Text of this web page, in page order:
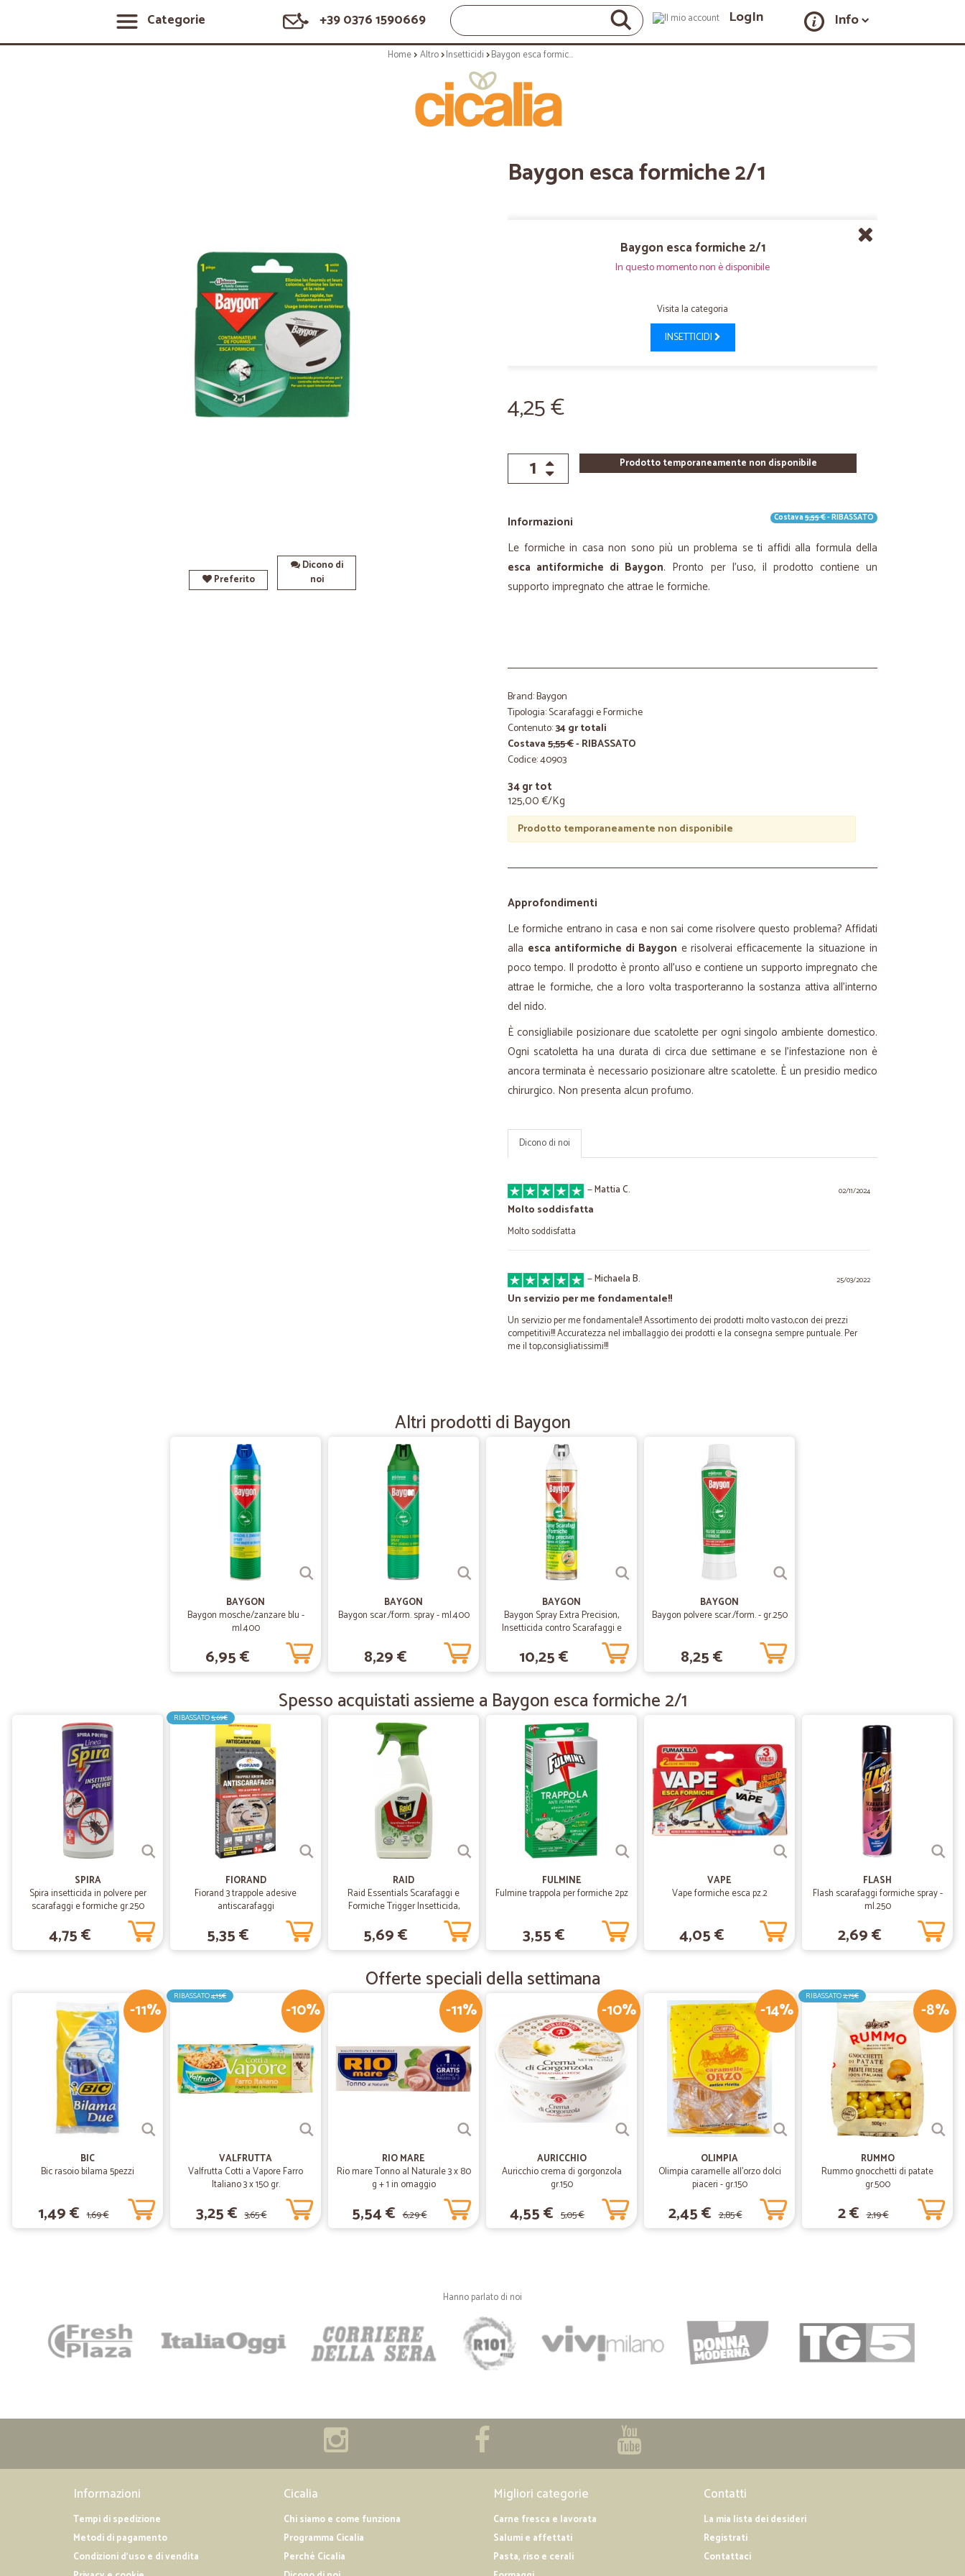
Categorie +39 0376 1590669 LogIn Info
Home Altro Insetticidi Baygon esca formiche 2/1
Preferito
Dicono di
noi
Baygon esca formiche 2/1
Baygon esca formiche 2/1
In questo momento non è disponibile
Visita la categoria
INSETTICIDI
4,25 €
Prodotto temporaneamente non disponibile
Informazioni Costava5,55 €- RIBASSATO
Le formiche in casa non sono più un problema se ti affidi alla formula della
esca antiformiche di Baygon. Pronto per l'uso, il prodotto contiene un
supporto impregnato che attrae le formiche.
Brand: Baygon
Tipologia: Scarafaggi e Formiche
Contenuto:34 gr totali
Costava5,55 €- RIBASSATO
Codice: 40903
34 gr tot
125,00 €/Kg
Prodotto temporaneamente non disponibile
Approfondimenti
Le formiche entrano in casa e non sai come risolvere questo problema? Affidati
alla esca antiformiche di Baygon e risolverai efficacemente la situazione in
poco tempo. Il prodotto è pronto all'uso e contiene un supporto impregnato che
attrae le formiche, che a loro volta trasporteranno la sostanza attiva all'interno
del nido.
È consigliabile posizionare due scatolette per ogni singolo ambiente domestico.
Ogni scatoletta ha una durata di circa due settimane e se l'infestazione non è
ancora terminata è necessario posizionare altre scatolette. È un presidio medico
chirurgico. Non presenta alcun profumo.
Dicono di noi
02/11/2024
—Mattia C.
Molto soddisfatta
Molto soddisfatta
25/03/2022
—Michaela B.
Un servizio per me fondamentale!!
Un servizio per me fondamentale!! Assortimento dei prodotti molto vasto,con dei prezzi
competitivi!!! Accuratezza nel imballaggio dei prodotti e la consegna sempre puntuale. Per
me il top,consigliatissimi!!!
Ottimi prezzi
Ottimi prezzi, consegna veloce e tutto perfettamente imballato
Visibilità del pagamento
Non è stato possibile vedere in tempo reale il buon fine del pagamento tramite carta di
credito. Ho dovuto aspettare il giorno dopo per avere evidenza del buon fine dell’ordine fatto.
Ottimo il servizio di consegna.
Tutto perfetto tranne le fragole tutte…
Tutto perfetto tranne le fragole tutte schiacciate e il giorno dopo marce
Abbastanza soddisfatto
Abbastanza soddisfatto, un po' lunga la consegna.
20/06/2020
—
Tutto perfetto
Tutto perfetto! Qualità e servizio.
precisi e qualità buona
—Paola P.
Consegna veloce e puntuale
Consegna veloce e puntuale. Ottimo servizio.
31/07/2019
—Sabrina C.
Spedizione veloce e prodotti imballati…
Spedizione veloce e prodotti imballati accuratamente.
Altri prodotti di Baygon
BAYGON
Baygon mosche/zanzare blu -
ml.400
6,95 €
BAYGON
Baygon scar./form. spray - ml.400
8,29 €
BAYGON
Baygon Spray Extra Precision,
Insetticida contro Scarafaggi e
Formiche, 1 Confezione da 400 ml
10,25 €
BAYGON
Baygon polvere scar./form. - gr.250
8,25 €
Spesso acquistati assieme a Baygon esca formiche 2/1
SPIRA
Spira insetticida in polvere per
scarafaggi e formiche gr.250
4,75 €
RIBASSATO5,69€
FIORAND
Fiorand 3 trappole adesive
antiscarafaggi
5,35 €
RAID
Raid Essentials Scarafaggi e
Formiche Trigger Insetticida,
Azione rapida, 1 Trigger da 500 ml
5,69 €
FULMINE
Fulmine trappola per formiche 2pz
3,55 €
VAPE
Vape formiche esca pz.2
4,05 €
FLASH
Flash scarafaggi formiche spray -
ml.250
2,69 €
Offerte speciali della settimana
-11%
BIC
Bic rasoio bilama 5pezzi
1,49 € 1,69 €
-10%
RIBASSATO4,15€
VALFRUTTA
Valfrutta Cotti a Vapore Farro
Italiano 3 x 150 gr.
3,25 € 3,65 €
-11%
RIO MARE
Rio mare Tonno al Naturale 3 x 80
g + 1 in omaggio
5,54 € 6,29 €
-10%
AURICCHIO
Auricchio crema di gorgonzola
gr.150
4,55 € 5,05 €
-14%
OLIMPIA
Olimpia caramelle all'orzo dolci
piaceri - gr.150
2,45 € 2,85 €
-8%
RIBASSATO2,75€
RUMMO
Rummo gnocchetti di patate
gr.500
2 € 2,19 €
Hanno parlato di noi
Informazioni
Tempi di spedizione
Metodi di pagamento
Condizioni d'uso e di vendita
Cicalia
Chi siamo e come funziona
Programma Cicalia
Perché Cicalia
Migliori categorie
Carne fresca e lavorata
Salumi e affettati
Pasta, riso e cerali
Contatti
La mia lista dei desideri
Registrati
Contattaci